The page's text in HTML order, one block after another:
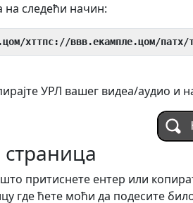
на следећи начин:
хттпс://ввв.екампле.цом/патх/
УРЛ вашег видеа/аудио и
притиснете ентер или
где ћете моћи да подесите